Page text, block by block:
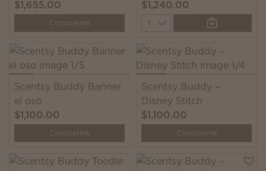
$1,655.00
Conocerme
$1,240.00
Quantity
Scentsy Buddy Banner
el oso
$1,100.00
Conocerme
Scentsy Buddy –
Disney Stitch
$1,100.00
Conocerme